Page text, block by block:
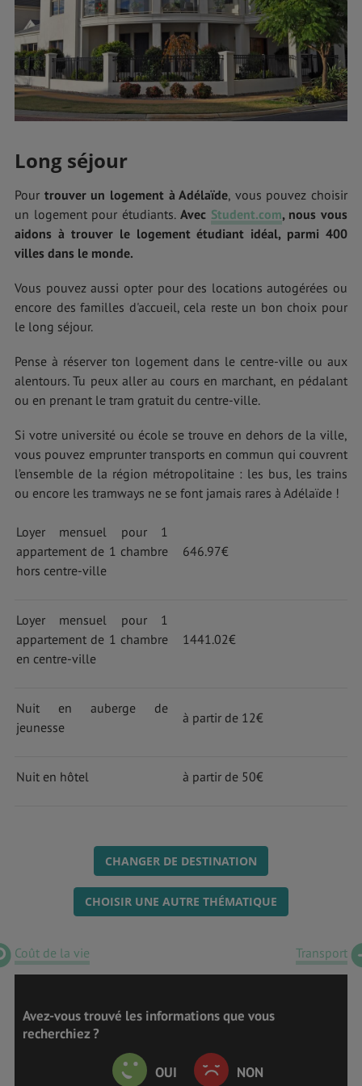
Long séjour
Pour trouver un logement à Adélaïde, vous pouvez choisir
un logement pour étudiants. Avec Student.com, nous vous
aidons à trouver le logement étudiant idéal, parmi 400
villes dans le monde.
Vous pouvez aussi opter pour des locations autogérées ou
encore des familles d'accueil, cela reste un bon choix pour
le long séjour.
Pense à réserver ton logement dans le centre-ville ou aux
alentours. Tu peux aller au cours en marchant, en pédalant
ou en prenant le tram gratuit du centre-ville.
Si votre université ou école se trouve en dehors de la ville,
vous pouvez emprunter transports en commun qui couvrent
l’ensemble de la région métropolitaine : les bus, les trains
ou encore les tramways ne se font jamais rares à Adélaïde !
Loyer mensuel pour 1
appartement de 1 chambre
hors centre-ville
646.97€
Loyer mensuel pour 1
appartement de 1 chambre
en centre-ville
1441.02€
Nuit en auberge de
jeunesse
à partir de 12€
Nuit en hôtel à partir de 50€
CHANGER DE DESTINATION
CHOISIR UNE AUTRE THÉMATIQUE
Coût de la vie Transport
Avez-vous trouvé les informations que vous
recherchiez ?
OUI NON